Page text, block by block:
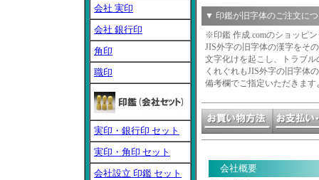
会社 実印
会社 銀行印
角印
職印
実印・銀行印 セット
実印・角印 セット
会社設立 印鑑 セット
▼ 印鑑が旧字体のご注文に
※印鑑 作成.comのショッピ
JIS外字の旧字体の漢字をそ
文字化けを起こし、トラブ
くれぐれもJIS外字の旧字体
備考欄でご指定いただきま
会社概要